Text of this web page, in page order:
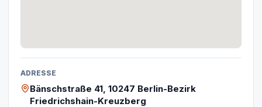
ADRESSE
Bänschstraße 41, 10247 Berlin-Bezirk
Friedrichshain-Kreuzberg